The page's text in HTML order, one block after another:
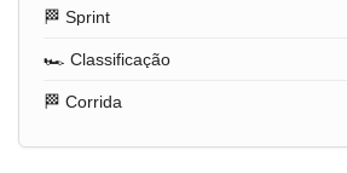
🏁 Sprint
🏎️ Classificação
🏁 Corrida